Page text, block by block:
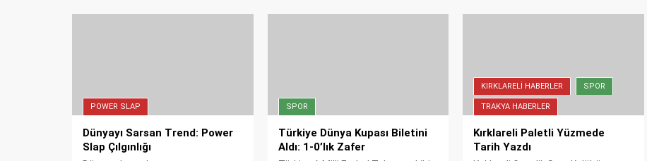
POWER SLAP
Dünyayı Sarsan Trend: Power
Slap Çılgınlığı
SPOR
Türkiye Dünya Kupası Biletini
Aldı: 1-0’lık Zafer
KIRKLARELI HABERLER SPOR
TRAKYA HABERLER
Kırklareli Paletli Yüzmede
Tarih Yazdı